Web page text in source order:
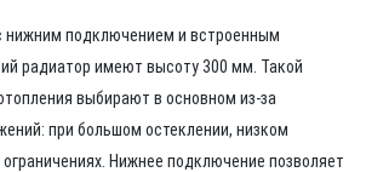
нижним подключением и встроенным
радиатор имеют высоту 300 мм. Такой
выбирают в основном из-за
при большом остеклении, низком
Нижнее подключение позволяет